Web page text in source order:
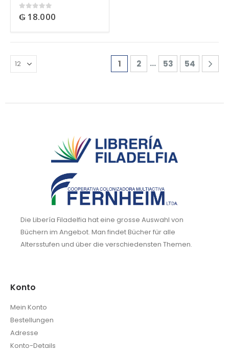
0out of 5
₲ 18.000
1 2 … 53 54
Die Libería Filadelfia hat eine grosse Auswahl von
Büchern im Angebot. Man findet Bücher für alle
Altersstufen und über die verschiedensten Themen.
Konto
Mein Konto
Bestellungen
Adresse
Konto-Details